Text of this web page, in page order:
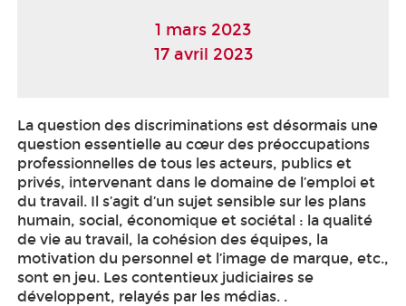
1 mars 2023
17 avril 2023
La question des discriminations est désormais une
question essentielle au cœur des préoccupations
professionnelles de tous les acteurs, publics et
privés, intervenant dans le domaine de l’emploi et
du travail. Il s’agit d’un sujet sensible sur les plans
humain, social, économique et sociétal : la qualité
de vie au travail, la cohésion des équipes, la
motivation du personnel et l’image de marque, etc.,
sont en jeu. Les contentieux judiciaires se
développent, relayés par les médias. .